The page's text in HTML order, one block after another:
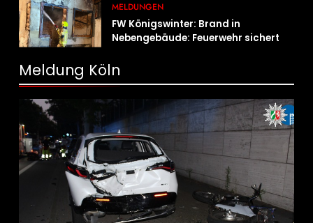
MELDUNGEN
FW Königswinter: Brand in
Nebengebäude: Feuerwehr sichert
Meldung Köln